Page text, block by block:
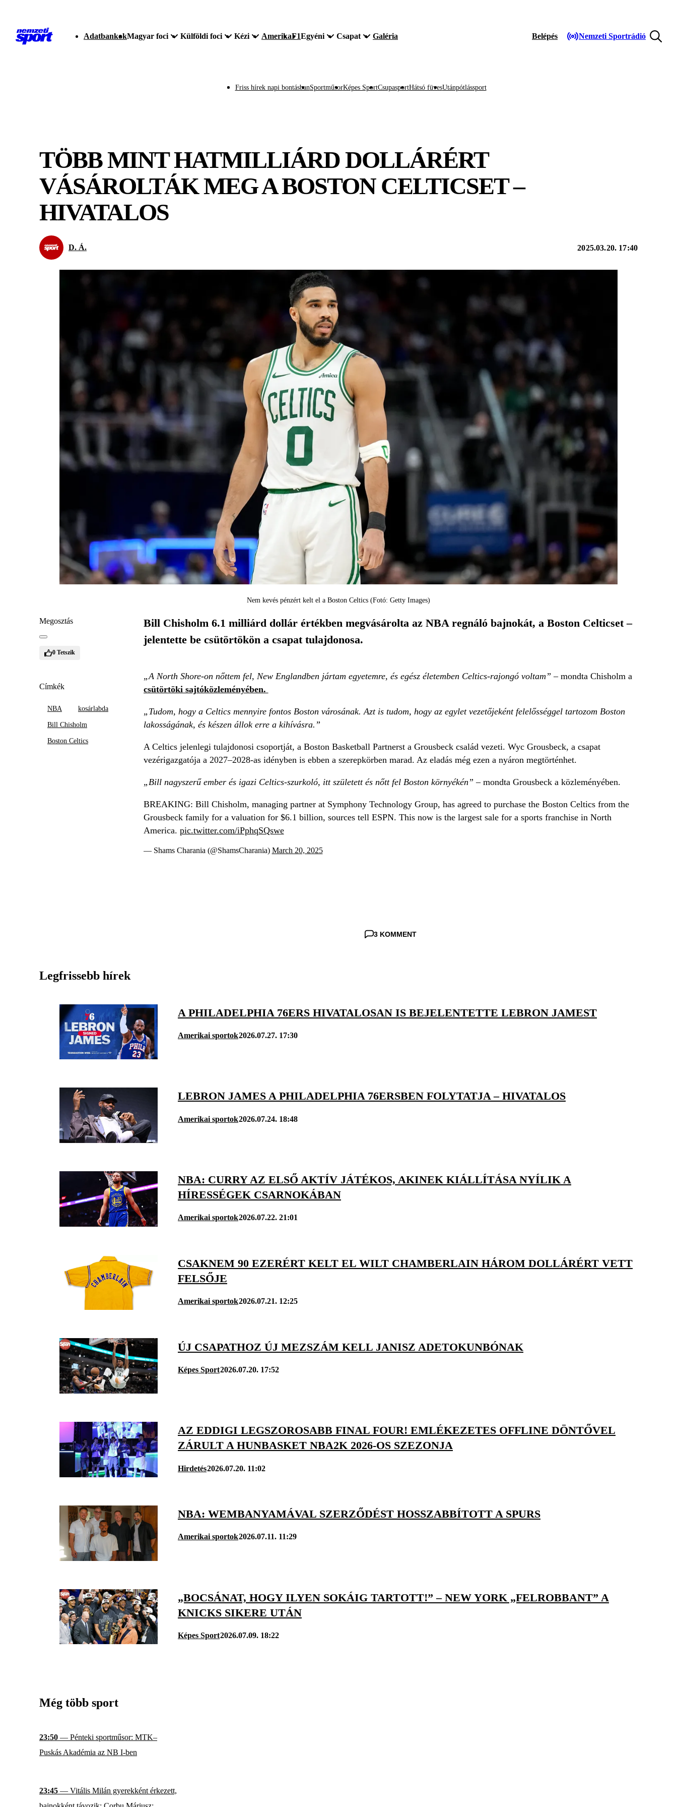
AdatbankokMagyar foci Külföldi foci Kézi AmerikaF1Egyéni Csapat Galéria Belépés Nemzeti Sportrádió
Friss hírek napi bontásbanSportműsorKépes SportCsupasportHátsó füvesUtánpótlássport
TÖBB MINT HATMILLIÁRD DOLLÁRÉRT
VÁSÁROLTÁK MEG A BOSTON CELTICSET –
HIVATALOS
D. Á. 2025.03.20. 17:40
Nem kevés pénzért kelt el a Boston Celtics (Fotó: Getty Images)
Megosztás
0 Tetszik
Címkék
NBA kosárlabda
Bill Chisholm
Boston Celtics
Bill Chisholm 6.1 milliárd dollár értékben megvásárolta az NBA regnáló bajnokát, a Boston Celticset –
jelentette be csütörtökön a csapat tulajdonosa.
„A North Shore-on nőttem fel, New Englandben jártam egyetemre, és egész életemben Celtics-rajongó voltam”– mondta Chisholm a
csütörtöki sajtóközleményében.
„Tudom, hogy a Celtics mennyire fontos Boston városának. Azt is tudom, hogy az egylet vezetőjeként felelősséggel tartozom Boston
lakosságának, és készen állok erre a kihívásra.”
A Celtics jelenlegi tulajdonosi csoportját, a Boston Basketball Partnerst a Grousbeck család vezeti. Wyc Grousbeck, a csapat
vezérigazgatója a 2027–2028-as idényben is ebben a szerepkörben marad. Az eladás még ezen a nyáron megtörténhet.
„Bill nagyszerű ember és igazi Celtics-szurkoló, itt született és nőtt fel Boston környékén” – mondta Grousbeck a közleményében.
BREAKING: Bill Chisholm, managing partner at Symphony Technology Group, has agreed to purchase the Boston Celtics from the
Grousbeck family for a valuation for $6.1 billion, sources tell ESPN. This now is the largest sale for a sports franchise in North
America. pic.twitter.com/iPphqSQswe
— Shams Charania (@ShamsCharania) March 20, 2025
3 KOMMENT
Legfrissebb hírek
A PHILADELPHIA 76ERS HIVATALOSAN IS BEJELENTETTE LEBRON JAMEST
Amerikai sportok2026.07.27. 17:30
LEBRON JAMES A PHILADELPHIA 76ERSBEN FOLYTATJA – HIVATALOS
Amerikai sportok2026.07.24. 18:48
NBA: CURRY AZ ELSŐ AKTÍV JÁTÉKOS, AKINEK KIÁLLÍTÁSA NYÍLIK A
HÍRESSÉGEK CSARNOKÁBAN
Amerikai sportok2026.07.22. 21:01
CSAKNEM 90 EZERÉRT KELT EL WILT CHAMBERLAIN HÁROM DOLLÁRÉRT VETT
FELSŐJE
Amerikai sportok2026.07.21. 12:25
ÚJ CSAPATHOZ ÚJ MEZSZÁM KELL JANISZ ADETOKUNBÓNAK
Képes Sport2026.07.20. 17:52
AZ EDDIGI LEGSZOROSABB FINAL FOUR! EMLÉKEZETES OFFLINE DÖNTŐVEL
ZÁRULT A HUNBASKET NBA2K 2026-OS SZEZONJA
Hirdetés2026.07.20. 11:02
NBA: WEMBANYAMÁVAL SZERZŐDÉST HOSSZABBÍTOTT A SPURS
Amerikai sportok2026.07.11. 11:29
„BOCSÁNAT, HOGY ILYEN SOKÁIG TARTOTT!” – NEW YORK „FELROBBANT” A
KNICKS SIKERE UTÁN
Képes Sport2026.07.09. 18:22
Még több sport
23:50 — Pénteki sportműsor: MTK–
Puskás Akadémia az NB I-ben
23:45 — Vitális Milán gyerekként érkezett,